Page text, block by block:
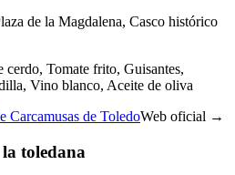
de la Magdalena, Casco histórico
cerdo, Tomate frito, Guisantes,
Vino blanco, Aceite de oliva
Carcamusas de ToledoWeb oficial →
toledana